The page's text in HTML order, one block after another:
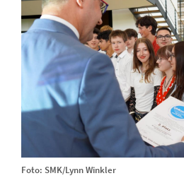
Foto: SMK/Lynn Winkler